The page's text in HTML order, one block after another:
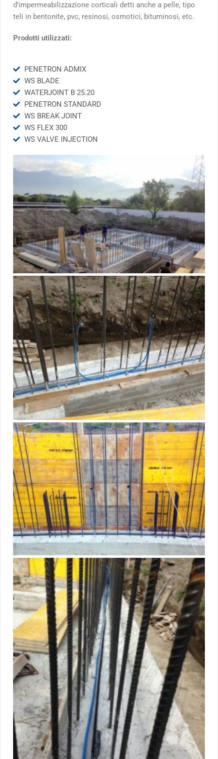
d’impermeabilizzazione corticali detti anche a pelle, tipo
teli in bentonite, pvc, resinosi, osmotici, bituminosi, etc.
Prodotti utilizzati:
PENETRON ADMIX
WS BLADE
WATERJOINT B 25.20
PENETRON STANDARD
WS BREAK JOINT
WS FLEX 300
WS VALVE INJECTION